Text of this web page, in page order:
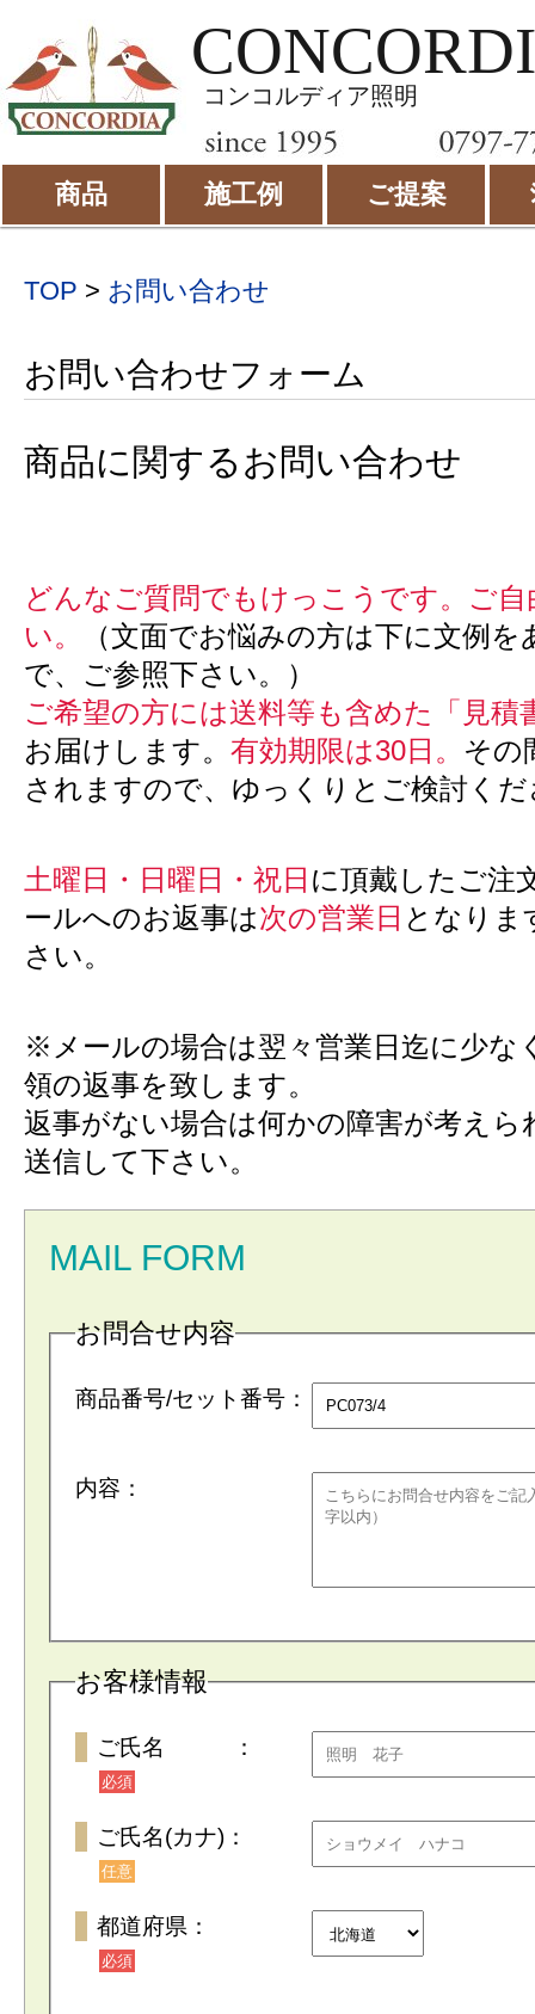
コンコルディア照明
商品 施工例 ご提案
TOP > お問い合わせ
お問い合わせフォーム
商品に関するお問い合わせ
どんなご質問でもけっこうです。ご
い。
（文面でお悩みの方は下に文例
で、ご参照下さい。）
ご希望の方には送料等も含めた「見積
お届けします。 有効期限は30日。 その
されますので、ゆっくりとご検討く
土曜日・日曜日・祝日 に頂戴したご注
ールへのお返事は次の営業日 となりま
さい。
※メールの場合は翌々営業日迄に少な
領の返事を致します。
返事がない場合は何かの障害が考えら
送信して下さい。
MAIL FORM
お問合せ内容
商品番号/セット番号：
内容：
お客様情報
ご氏名 ：
必須
ご氏名(カナ)：
任意
都道府県：
必須